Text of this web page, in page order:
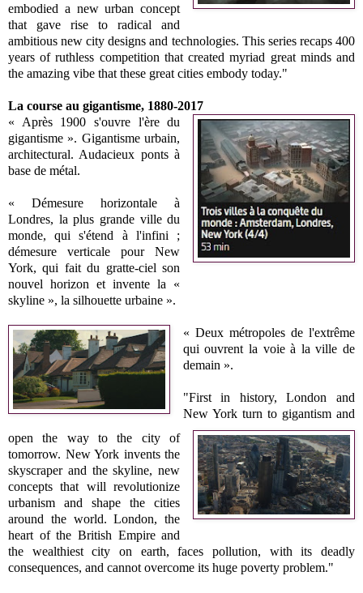
embodied a new urban concept
that gave rise to radical and
ambitious new city designs and technologies. This series recaps 400
years of ruthless competition that created myriad great minds and
the amazing vibe that these great cities embody today."
La course au gigantisme, 1880-2017
« Après 1900 s'ouvre l'ère du
gigantisme ». Gigantisme urbain,
architectural. Audacieux ponts à
base de métal.
« Démesure horizontale à
Londres, la plus grande ville du
monde, qui s'étend à l'infini ;
démesure verticale pour New
York, qui fait du gratte-ciel son
nouvel horizon et invente la «
skyline », la silhouette urbaine ».
« Deux métropoles de l'extrême
qui ouvrent la voie à la ville de
demain ».
"First in history, London and
New York turn to gigantism and
open the way to the city of
tomorrow. New York invents the
skyscraper and the skyline, new
concepts that will revolutionize
urbanism and shape the cities
around the world. London, the
heart of the British Empire and
the wealthiest city on earth, faces pollution, with its deadly
consequences, and cannot overcome its huge poverty problem."